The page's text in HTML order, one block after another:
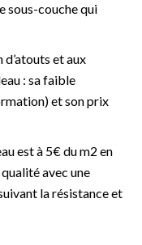
sous-couche qui
et aux
: sa faible
et son prix
est à 5€ du m2 en
avec une
la résistance et